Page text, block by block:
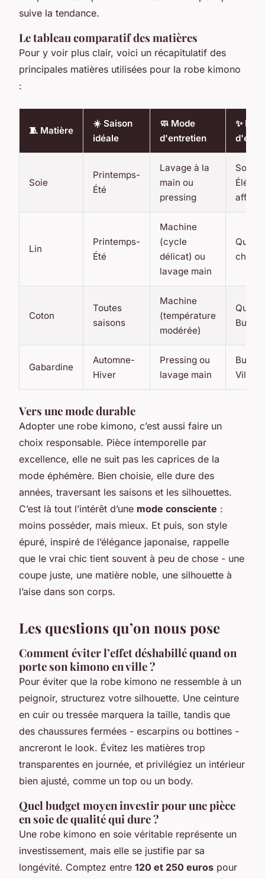
suive la tendance.
Le tableau comparatif des matières
Pour y voir plus clair, voici un récapitulatif des
principales matières utilisées pour la robe kimono
:
🧵 Matière
☀️ Saison
idéale
🧼 Mode
d'entretien
✨
Soie
Printemps-
Été
Lavage à la
main ou
pressing
Lin
Printemps-
Été
Machine
(cycle
délicat) ou
lavage main
chic
Coton
Toutes
saisons
Machine
(température
modérée)
Gabardine
Automne-
Hiver
Pressing ou
lavage main
Ville
Vers une mode durable
Adopter une robe kimono, c’est aussi faire un
choix responsable. Pièce intemporelle par
excellence, elle ne suit pas les caprices de la
mode éphémère. Bien choisie, elle dure des
années, traversant les saisons et les silhouettes.
C’est là tout l’intérêt d’une mode consciente :
moins posséder, mais mieux. Et puis, son style
épuré, inspiré de l’élégance japonaise, rappelle
que le vrai chic tient souvent à peu de chose - une
coupe juste, une matière noble, une silhouette à
l’aise dans son corps.
Les questions qu’on nous pose
Comment éviter l’effet déshabillé quand on
porte son kimono en ville ?
Pour éviter que la robe kimono ne ressemble à un
peignoir, structurez votre silhouette. Une ceinture
en cuir ou tressée marquera la taille, tandis que
des chaussures fermées - escarpins ou bottines -
ancreront le look. Évitez les matières trop
transparentes en journée, et privilégiez un intérieur
bien ajusté, comme un top ou un body.
Quel budget moyen investir pour une pièce
en soie de qualité qui dure ?
Une robe kimono en soie véritable représente un
investissement, mais elle se justifie par sa
longévité. Comptez entre 120 et 250 euros pour